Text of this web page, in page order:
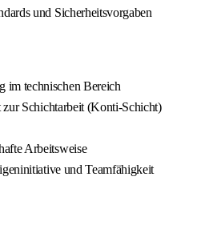
und Sicherheitsvorgaben
im technischen Bereich
Schichtarbeit (Konti-Schicht)
Arbeitsweise
und Teamfähigkeit